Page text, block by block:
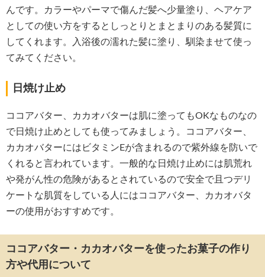
んです。カラーやパーマで傷んだ髪へ少量塗り、ヘアケア
としての使い方をするとしっとりとまとまりのある髪質に
してくれます。入浴後の濡れた髪に塗り、馴染ませて使っ
てみてください。
日焼け止め
ココアバター、カカオバターは肌に塗ってもOKなものなの
で日焼け止めとしても使ってみましょう。ココアバター、
カカオバターにはビタミンEが含まれるので紫外線を防いで
くれると言われています。一般的な日焼け止めには肌荒れ
や発がん性の危険があるとされているので安全で且つデリ
ケートな肌質をしている人にはココアバター、カカオバタ
ーの使用がおすすめです。
ココアバター・カカオバターを使ったお菓子の作り
方や代用について